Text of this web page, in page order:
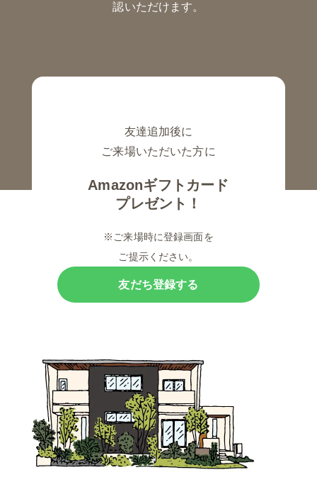
認いただけます。
友だち登録する
友達追加後に
ご来場いただいた方に
Amazonギフトカード
プレゼント！
※ご来場時に登録画面を
ご提示ください。